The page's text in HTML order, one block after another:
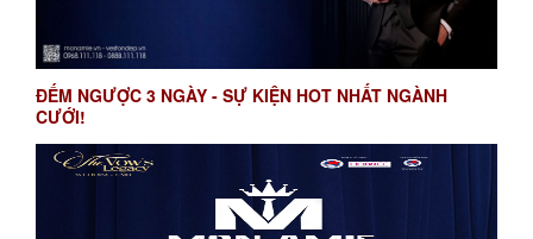
ĐẾM NGƯỢC 3 NGÀY - SỰ KIỆN HOT NHẤT NGÀNH
CƯỚI!